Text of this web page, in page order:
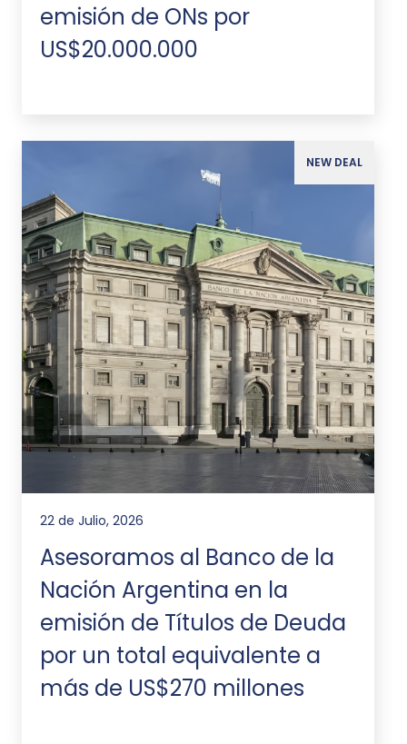
emisión de ONs por
US$20.000.000
NEW DEAL
22 de Julio, 2026
Asesoramos al Banco de la
Nación Argentina en la
emisión de Títulos de Deuda
por un total equivalente a
más de US$270 millones